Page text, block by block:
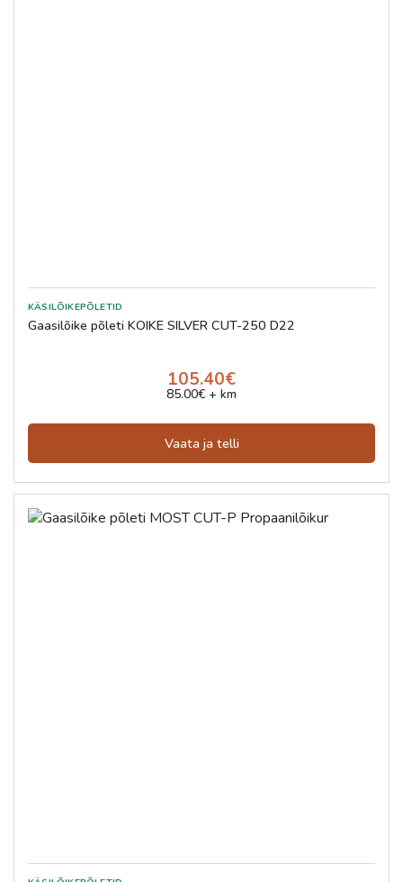
Gaasilõike põleti KOIKE SILVER CUT-250 D22
105.40€
85.00€ + km
Vaata ja telli